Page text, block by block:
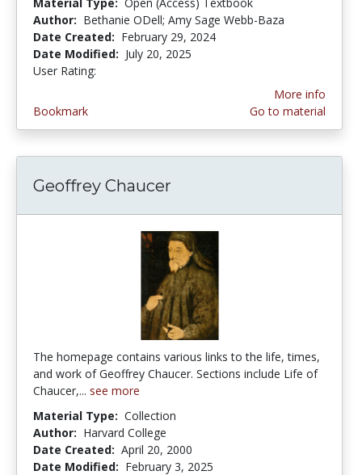
Author: Bethanie ODell; Amy Sage Webb-Baza
Date Created: February 29, 2024
Date Modified: July 20, 2025
User Rating:
Bookmark
More info
Go to material
Geoffrey Chaucer
The homepage contains various links to the life, times,
and work of Geoffrey Chaucer. Sections include Life of
Chaucer,... see more
Material Type: Collection
Author: Harvard College
Date Created: April 20, 2000
Date Modified: February 3, 2025